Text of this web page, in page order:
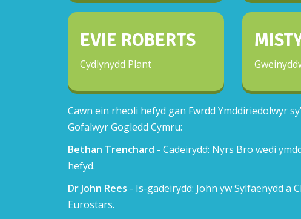
EVIE ROBERTS
Cydlynydd Plant
Cawn ein rheoli hefyd gan Fwrdd Ymddiriedolwyr
Gofalwyr Gogledd Cymru:
Bethan Trenchard - Cadeirydd: Nyrs Bro wedi
hefyd.
Dr John Rees - Is-gadeirydd: John yw Sylfaenydd a
Eurostars.